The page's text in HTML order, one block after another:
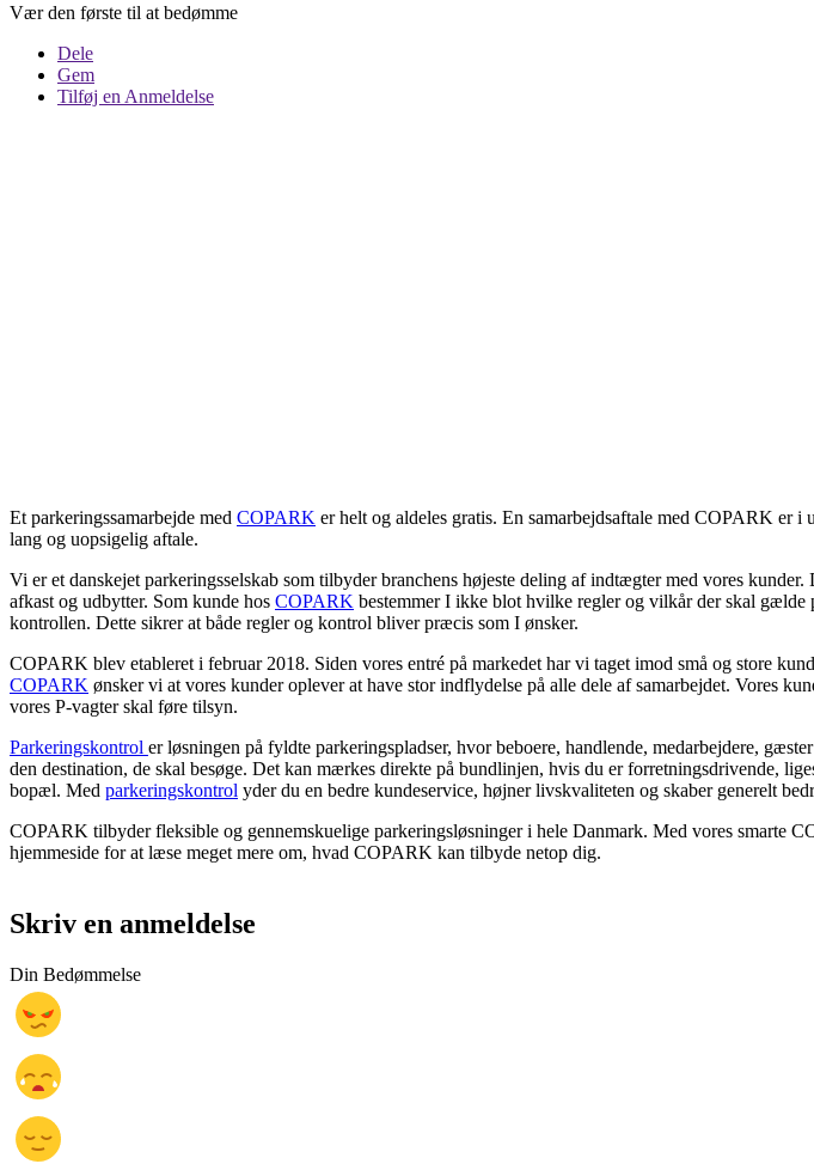
Vær den første til at bedømme
Dele
Gem
Tilføj en Anmeldelse
Et parkeringssamarbejde med COPARK er helt og aldeles gratis. En samarbejdsaftale med COPARK er i
lang og uopsigelig aftale.
Vi er et danskejet parkeringsselskab som tilbyder branchens højeste deling af indtægter med vores
afkast og udbytter. Som kunde hos COPARK bestemmer I ikke blot hvilke regler og vilkår der skal gælde
kontrollen. Dette sikrer at både regler og kontrol bliver præcis som I ønsker.
COPARK blev etableret i februar 2018. Siden vores entré på markedet har vi taget imod små og store
COPARK ønsker vi at vores kunder oplever at have stor indflydelse på alle dele af samarbejdet. Vores
vores P-vagter skal føre tilsyn.
Parkeringskontrol er løsningen på fyldte parkeringspladser, hvor beboere, handlende, medarbejdere,
den destination, de skal besøge. Det kan mærkes direkte på bundlinjen, hvis du er forretningsdrivende,
bopæl. Med parkeringskontrol yder du en bedre kundeservice, højner livskvaliteten og skaber generelt
COPARK tilbyder fleksible og gennemskuelige parkeringsløsninger i hele Danmark. Med vores smarte
hjemmeside for at læse meget mere om, hvad COPARK kan tilbyde netop dig.
Skriv en anmeldelse
Din Bedømmelse